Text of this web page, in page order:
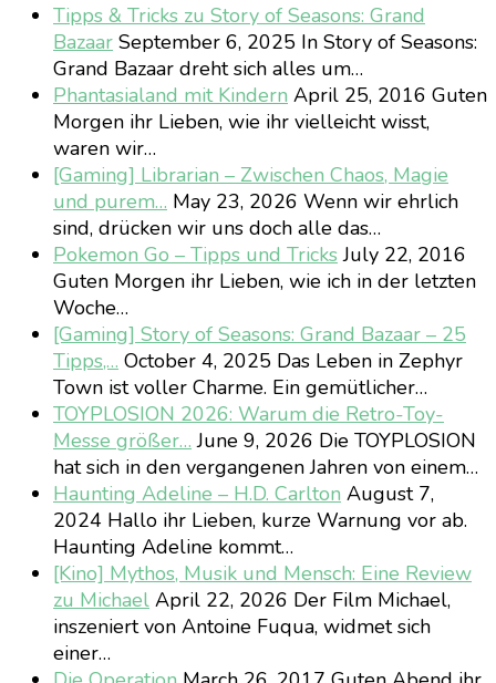
Tipps & Tricks zu Story of Seasons: Grand
Bazaar September 6, 2025 In Story of Seasons:
Grand Bazaar dreht sich alles um…
Phantasialand mit Kindern April 25, 2016 Guten
Morgen ihr Lieben, wie ihr vielleicht wisst,
waren wir…
[Gaming] Librarian – Zwischen Chaos, Magie
und purem… May 23, 2026 Wenn wir ehrlich
sind, drücken wir uns doch alle das…
Pokemon Go – Tipps und TricksJuly 22, 2016
Guten Morgen ihr Lieben, wie ich in der letzten
Woche…
[Gaming] Story of Seasons: Grand Bazaar – 25
Tipps,… October 4, 2025 Das Leben in Zephyr
Town ist voller Charme. Ein gemütlicher…
TOYPLOSION 2026: Warum die Retro-Toy-
Messe größer… June 9, 2026 Die TOYPLOSION
hat sich in den vergangenen Jahren von einem…
Haunting Adeline – H.D. Carlton August 7,
2024 Hallo ihr Lieben, kurze Warnung vor ab.
Haunting Adeline kommt…
[Kino] Mythos, Musik und Mensch: Eine Review
zu Michael April 22, 2026 Der Film Michael,
inszeniert von Antoine Fuqua, widmet sich
einer…